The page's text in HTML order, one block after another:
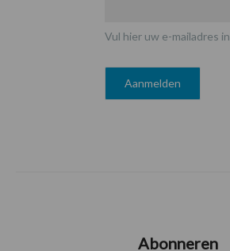
Vul hier uw e-mailadres in
Abonneren